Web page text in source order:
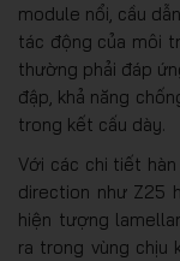
module nổi, cầu
tác động của môi
thường phải đáp
đập, khả năng
trong kết cấu dày.
Với các chi tiết
direction như Z25
hiện tượng
ra trong vùng chịu